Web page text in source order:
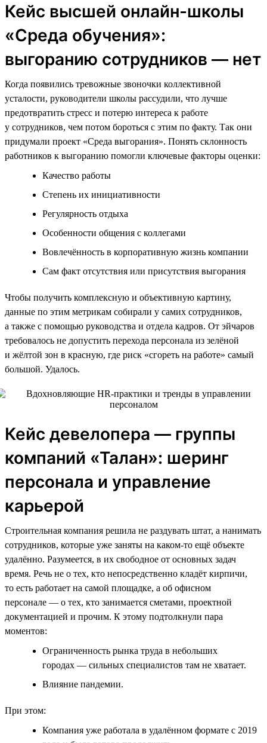
Кейс высшей онлайн-школы
«Среда обучения»:
выгоранию сотрудников — нет
Когда появились тревожные звоночки коллективной
усталости, руководители школы рассудили, что лучше
предотвратить стресс и потерю интереса к работе
у сотрудников, чем потом бороться с этим по факту. Так они
придумали проект «Среда выгорания». Понять склонность
работников к выгоранию помогли ключевые факторы оценки:
Качество работы
Степень их инициативности
Регулярность отдыха
Особенности общения с коллегами
Вовлечённость в корпоративную жизнь компании
Сам факт отсутствия или присутствия выгорания
Чтобы получить комплексную и объективную картину,
данные по этим метрикам собирали у самих сотрудников,
а также с помощью руководства и отдела кадров. От эйчаров
требовалось не допустить перехода персонала из зелёной
и жёлтой зон в красную, где риск «сгореть на работе» самый
большой. Удалось.
Кейс девелопера — группы
компаний «Талан»: шеринг
персонала и управление
карьерой
Строительная компания решила не раздувать штат, а нанимать
сотрудников, которые уже заняты на каком-то ещё объекте
удалённо. Разумеется, в их свободное от основных задач
время. Речь не о тех, кто непосредственно кладёт кирпичи,
то есть работает на самой площадке, а об офисном
персонале — о тех, кто занимается сметами, проектной
документацией и прочим. К этому подтолкнули пара
моментов:
Ограниченность рынка труда в небольших
городах — сильных специалистов там не хватает.
Влияние пандемии.
При этом:
Компания уже работала в удалённом формате с 2019